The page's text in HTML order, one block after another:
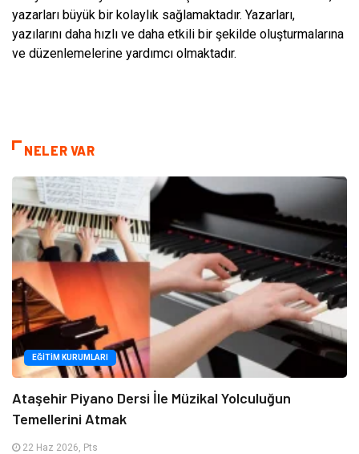
yazarları büyük bir kolaylık sağlamaktadır. Yazarları,
yazılarını daha hızlı ve daha etkili bir şekilde oluşturmalarına
ve düzenlemelerine yardımcı olmaktadır.
NELER VAR
EĞITIM KURUMLARI
Ataşehir Piyano Dersi İle Müzikal Yolculuğun
Temellerini Atmak
22 Haz 2026, Pts